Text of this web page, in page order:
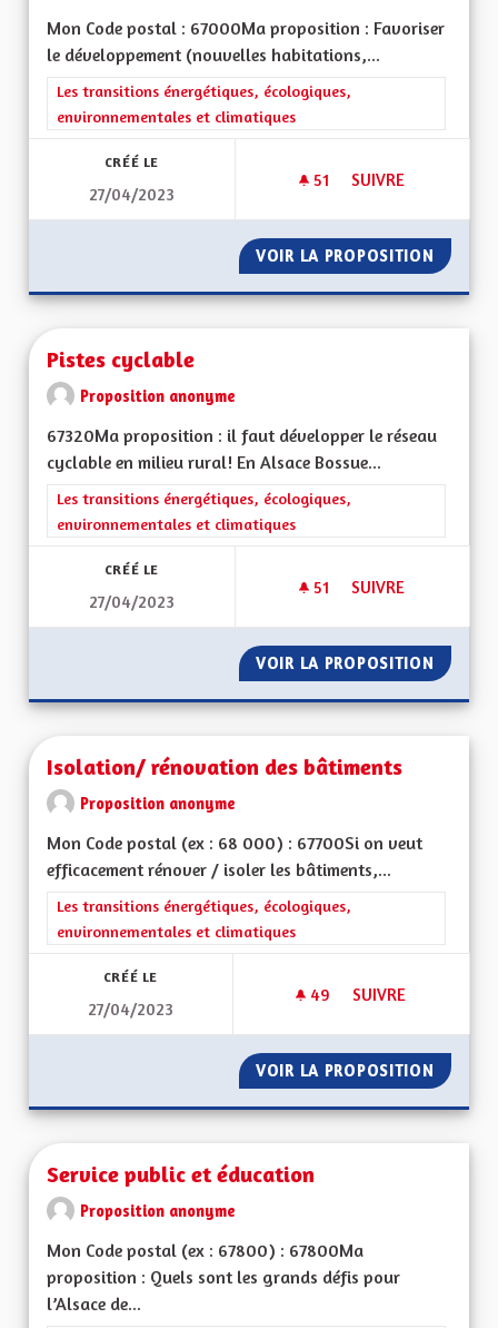
Mon Code postal : 67000Ma proposition : Favoriser
le développement (nouvelles habitations,...
Filtrer les résultats de la catégorie : Les transitions
Les transitions énergétiques, écologiques,
environnementales et climatiques
CRÉÉ LE
27/04/2023
51 51 ABONNÉS
SUIVRE
VOIR LA PROPOSITION
Pistes cyclable
Proposition anonyme
67320Ma proposition : il faut développer le réseau
cyclable en milieu rural! En Alsace Bossue...
Filtrer les résultats de la catégorie : Les transitions
Les transitions énergétiques, écologiques,
environnementales et climatiques
CRÉÉ LE
27/04/2023
51 51 ABONNÉS
SUIVRE
VOIR LA PROPOSITION PISTES
Isolation/ rénovation des bâtiments
Proposition anonyme
Mon Code postal (ex : 68 000) : 67700Si on veut
efficacement rénover / isoler les bâtiments,...
Filtrer les résultats de la catégorie : Les transitions
Les transitions énergétiques, écologiques,
environnementales et climatiques
CRÉÉ LE
27/04/2023
49 49 ABONNÉS
SUIVRE
VOIR LA PROPOSITION
Service public et éducation
Proposition anonyme
Mon Code postal (ex : 67800) : 67800Ma
proposition : Quels sont les grands défis pour
l’Alsace de...